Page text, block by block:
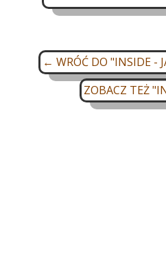
← WRÓĆ DO "INSIDE -
ZOBACZ TEŻ